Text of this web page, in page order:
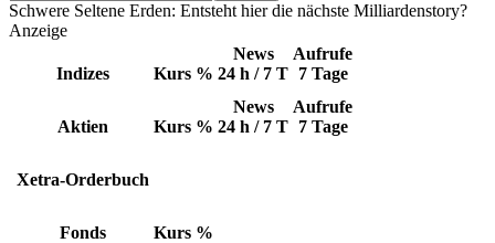
Schwere Seltene Erden: Entsteht hier die nächste Milliardenstory?
Anzeige
Indizes Kurs %
News
24 h / 7 T
Aufrufe
7 Tage
Aktien Kurs %
News
24 h / 7 T
Aufrufe
7 Tage
Xetra-Orderbuch
Fonds Kurs %